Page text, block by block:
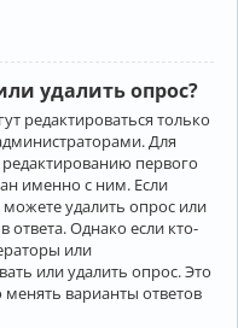
удалить опрос?
редактироваться только
Для
первого
именно с ним. Если
можете удалить опрос или
ответа. Однако если кто-
или
или удалить опрос. Это
варианты ответов